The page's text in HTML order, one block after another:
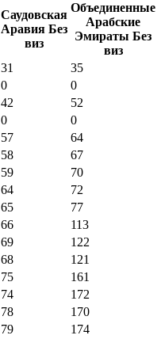
Саудовская
Аравия Без
виз
Объединенные
Арабские
Эмираты Без
виз
31
35
0
0
42
52
0
0
57
64
58
67
59
70
64
72
65
77
66
113
69
122
68
121
75
161
74
172
78
170
79
174